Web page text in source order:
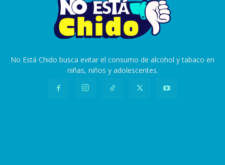
No Está Chido busca evitar el consumo de alcohol y tabaco en
niñas, niños y adolescentes.